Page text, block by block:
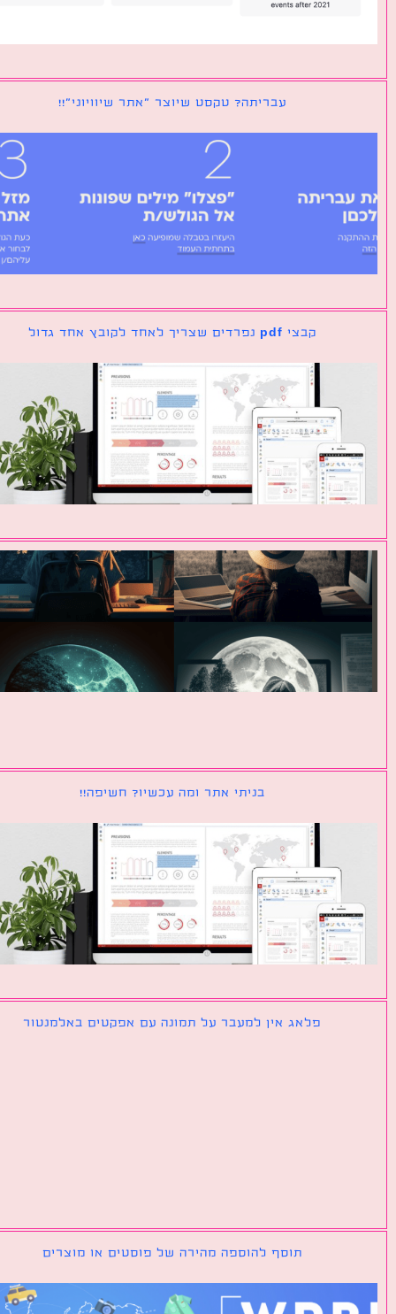
עבריתה? טקסט שיוצר ״אתר שיוויוני״!!
בניתי אתר ומה עכשיו? חשיפה!!
פלאג אין למעבר על תמונה עם אפקטים באלמנטור
תוסף להוספה מהירה של פוסטים או מוצרים